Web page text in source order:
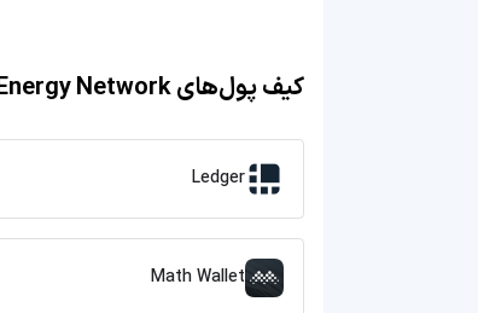
کیف پول‌های Internet of Energy Network
Ledger
Math Wallet